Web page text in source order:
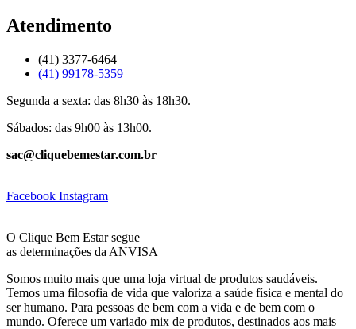
Atendimento
(41) 3377-6464
(41) 99178-5359
Segunda a sexta: das 8h30 às 18h30.
Sábados: das 9h00 às 13h00.
sac@cliquebemestar.com.br
Facebook Instagram
O Clique Bem Estar segue
as determinações da ANVISA
Somos muito mais que uma loja virtual de produtos saudáveis.
Temos uma filosofia de vida que valoriza a saúde física e mental do
ser humano. Para pessoas de bem com a vida e de bem com o
mundo. Oferece um variado mix de produtos, destinados aos mais